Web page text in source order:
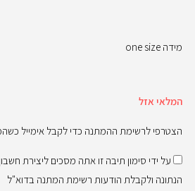
מידה one size
המלאי אזל
הצטרפי לרשימת ההמתנה כדי לקבל אימייל
על ידי סימון תיבה זו אתה מסכים ליצירת
הנתונה ולקבלת הודעות רשימת המתנה בדוא"ל